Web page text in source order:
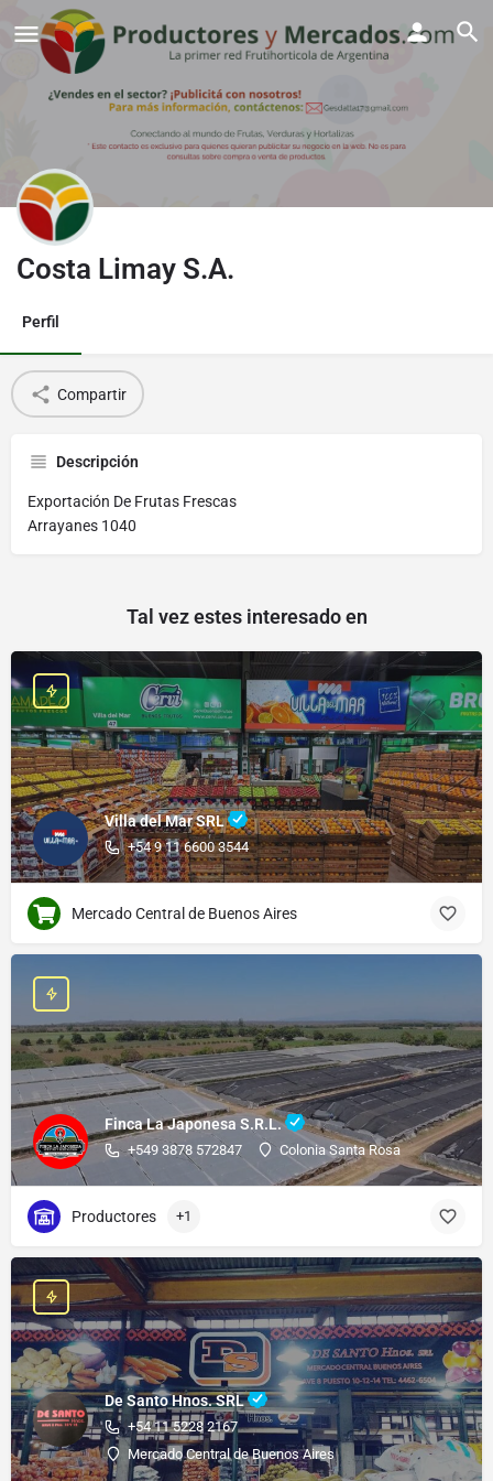
Costa Limay S.A.
Perfil
Compartir
Descripción
Exportación De Frutas Frescas
Arrayanes 1040
Tal vez estes interesado en
Villa del Mar SRL
+54 9 11 6600 3544
Mercado Central de Buenos Aires
Finca La Japonesa S.R.L.
+549 3878 572847 Colonia Santa Rosa
Productores +1
De Santo Hnos. SRL
+54 11 5228 2167
Mercado Central de Buenos Aires